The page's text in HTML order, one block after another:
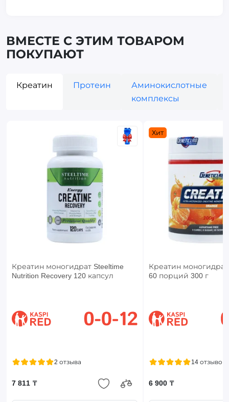
ВМЕСТЕ С ЭТИМ ТОВАРОМ
ПОКУПАЮТ
Креатин Протеин
Аминокислотные
комплексы
Креатин моногидрат Steeltime
Nutrition Recovery 120 капсул
2 отзыва
7 811 ₸
Хит
Креатин моногидрат
60 порций 300 г
14 отзывов
6 900 ₸